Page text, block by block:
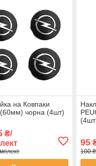
на Ковпаки
чорна (4шт)
₴/
95
100